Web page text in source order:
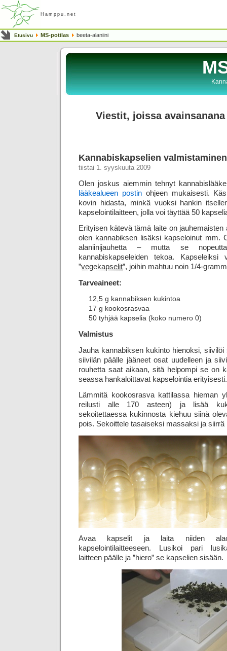
Hamppu.net
Etusivu MS-potilas beeta-alaniini
Viestit, joissa avainsanana
Kannabiskapselien valmistaminen
tiistai 1. syyskuuta 2009
Olen joskus aiemmin tehnyt
lääkealueen postinohjeen mukaisesti.
kovin hidasta, minkä vuoksi hankin
kapselointilaitteen, jolla voi täyttää 50
Erityisen kätevä tämä laite on jauhemaisten
olen kannabiksen lisäksi kapseloinut mm.
alaniinijauhetta – mutta se
kannabiskapseleiden tekoa.
”vegekapselit”, joihin mahtuu noin 1/4-
Tarveaineet:
12,5 g kannabiksen kukintoa
17 g kookosrasvaa
50 tyhjää kapselia (koko numero 0)
Valmistus
Jauha kannabiksen kukinto hienoksi,
siivilän päälle jääneet osat uudelleen ja
rouhetta saat aikaan, sitä helpompi se on
seassa hankaloittavat kapselointia erityisesti.
Lämmitä kookosrasva kattilassa hieman
reilusti alle 170 asteen) ja lisää
sekoitettaessa kukinnosta kiehuu siinä
pois. Sekoittele tasaiseksi massaksi ja siirrä
Avaa kapselit ja laita niiden
kapselointilaitteeseen. Lusikoi pari
laitteen päälle ja ”hiero” se kapselien sisään.